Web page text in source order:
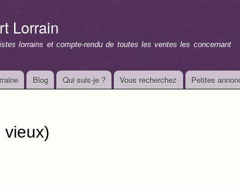
Lorrain
lorrains et compte-rendu de toutes les ventes les concernant
Blog Qui suis-je ? Vous recherchez Petites
vieux)